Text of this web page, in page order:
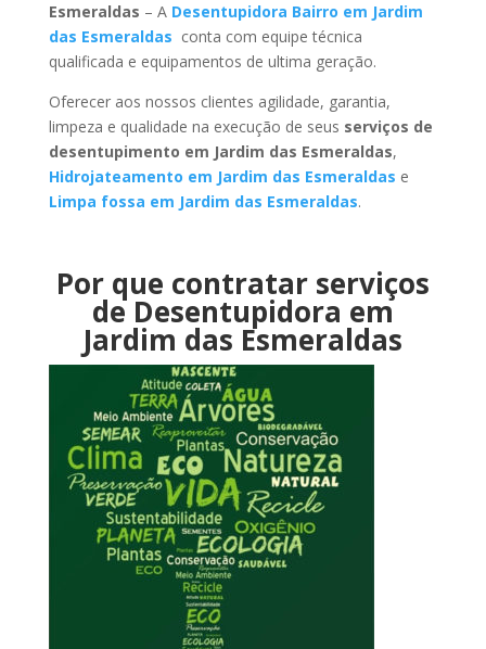
Esmeraldas – A Desentupidora Bairro em Jardim
das Esmeraldas conta com equipe técnica
qualificada e equipamentos de ultima geração.
Oferecer aos nossos clientes agilidade, garantia,
limpeza e qualidade na execução de seus serviços de
desentupimento em Jardim das Esmeraldas,
Hidrojateamento em Jardim das Esmeraldas e
Limpa fossa em Jardim das Esmeraldas.
Por que contratar serviços
de Desentupidora em
Jardim das Esmeraldas